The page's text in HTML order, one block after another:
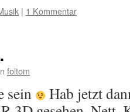
| 1 Kommentar
foltom
sein
Hab jetzt